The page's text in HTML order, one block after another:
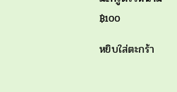
฿100
หยิบใส่ตะกร้า